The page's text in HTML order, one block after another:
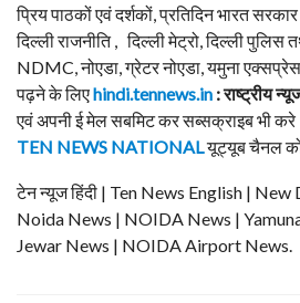
प्रिय पाठकों एवं दर्शकों, प्रतिदिन भारत
दिल्ली राजनीति , दिल्ली मेट्रो, दिल्ली पुलिस
NDMC, नोएडा, ग्रेटर नोएडा, यमुना
पढ़ने के लिएhindi.tennews.in : राष्ट्रीय
एवं अपनी ई मेल सबमिट कर सब्सक्राइब भी
TEN NEWS NATIONAL यूट्यूब चैनल
टेन न्यूज हिंदी | Ten News English |
Noida News | NOIDA News |
Jewar News | NOIDA Airport News.